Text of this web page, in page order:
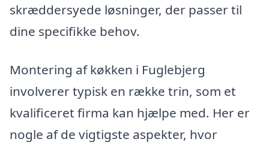
skræddersyede løsninger, der passer til
dine specifikke behov.
Montering af køkken i Fuglebjerg
involverer typisk en række trin, som et
kvalificeret firma kan hjælpe med. Her er
nogle af de vigtigste aspekter, hvor